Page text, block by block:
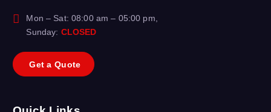
Mon – Sat: 08:00 am – 05:00 pm,
Sunday: CLOSED
Get a Quote